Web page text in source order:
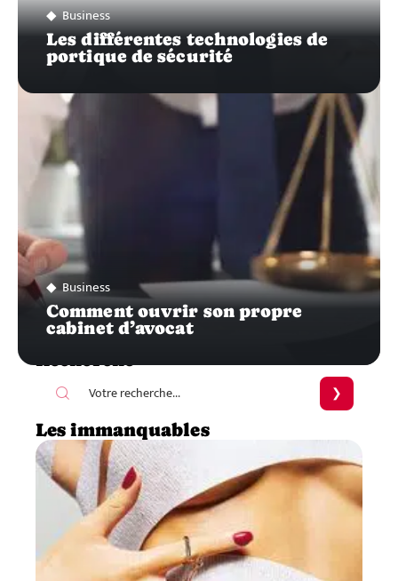
Business
Les différentes technologies de
portique de sécurité
Business
Comment ouvrir son propre
cabinet d’avocat
Les immanquables